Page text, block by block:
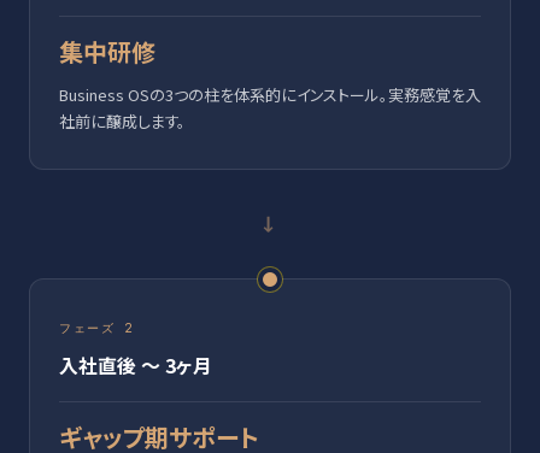
集中研修
Business OSの3つの柱を体系的にインストール。実務感覚を入
社前に醸成します。
→
フェーズ 2
入社直後 〜 3ヶ月
ギャップ期サポート